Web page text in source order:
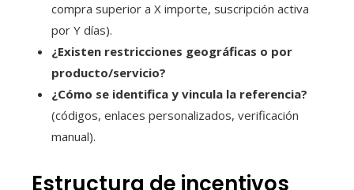
compra superior a X importe, suscripción activa
por Y días).
¿Existen restricciones geográficas o por
producto/servicio?
¿Cómo se identifica y vincula la referencia?
(códigos, enlaces personalizados, verificación
manual).
Estructura de incentivos